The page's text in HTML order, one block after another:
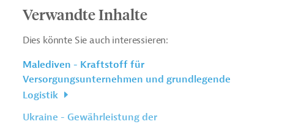
Verwandte Inhalte
Dies könnte Sie auch interessieren:
Malediven - Kraftstoff für
Versorgungsunternehmen und grundlegende
Logistik
Ukraine - Gewährleistung der